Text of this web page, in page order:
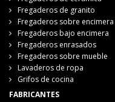
Fregaderos de granito
Fregaderos sobre encimera
Fregaderos bajo encimera
Fregaderos enrasados
Fregaderos sobre mueble
Lavaderos de ropa
Grifos de cocina
FABRICANTES